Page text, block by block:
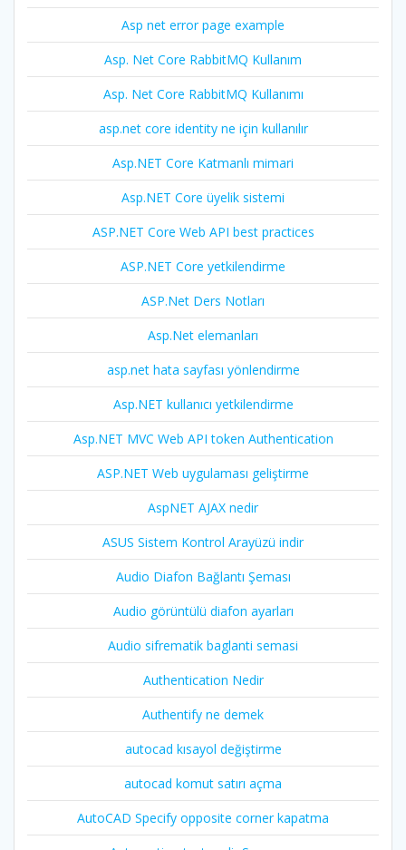
Asp net error page example
Asp. Net Core RabbitMQ Kullanım
Asp. Net Core RabbitMQ Kullanımı
asp.net core identity ne için kullanılır
Asp.NET Core Katmanlı mimari
Asp.NET Core üyelik sistemi
ASP.NET Core Web API best practices
ASP.NET Core yetkilendirme
ASP.Net Ders Notları
Asp.Net elemanları
asp.net hata sayfası yönlendirme
Asp.NET kullanıcı yetkilendirme
Asp.NET MVC Web API token Authentication
ASP.NET Web uygulaması geliştirme
AspNET AJAX nedir
ASUS Sistem Kontrol Arayüzü indir
Audio Diafon Bağlantı Şeması
Audio görüntülü diafon ayarları
Audio sifrematik baglanti semasi
Authentication Nedir
Authentify ne demek
autocad kısayol değiştirme
autocad komut satırı açma
AutoCAD Specify opposite corner kapatma